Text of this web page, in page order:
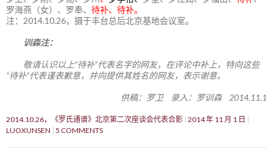
罗海燕（女）、罗奉、 待补、待补。
注：2014.10.26，摄于丰台总后北京基地会议室。
训森注：
敬请认识以上“待补”代表名字的网友，在评论中补上，特向这些
“待补”代表谨表歉意，并向提供其姓名的网友，表示谢意。
供稿：罗卫 录入：罗训森 2014.11.1
2014.10.26，《罗氏通谱》北京第二次座谈会代表合影 2014 年 11 月 1 日
LUOXUNSEN 5 COMMENTS